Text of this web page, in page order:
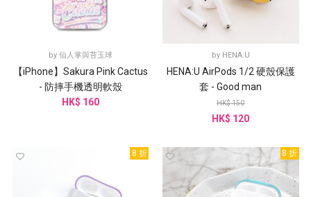
by 仙人掌與苔玉球
【iPhone】Sakura Pink Cactus
- 防摔手機透明軟殼
HK$ 160
by HENA:U
HENA:U AirPods 1/2 硬殼保護
套 - Good man
HK$ 150
HK$ 120
8 折 8 折